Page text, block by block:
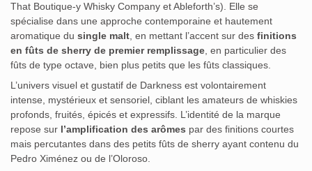
That Boutique-y Whisky Company et Ableforth’s). Elle se
spécialise dans une approche contemporaine et hautement
aromatique du single malt , en mettant l’accent sur des finitions
en fûts de sherry de premier remplissage , en particulier des
fûts de type octave, bien plus petits que les fûts classiques.
L’univers visuel et gustatif de Darkness est volontairement
intense, mystérieux et sensoriel, ciblant les amateurs de whiskies
profonds, fruités, épicés et expressifs. L’identité de la marque
repose sur l’amplification des arômes par des finitions courtes
mais percutantes dans des petits fûts de sherry ayant contenu du
Pedro Ximénez ou de l’Oloroso.